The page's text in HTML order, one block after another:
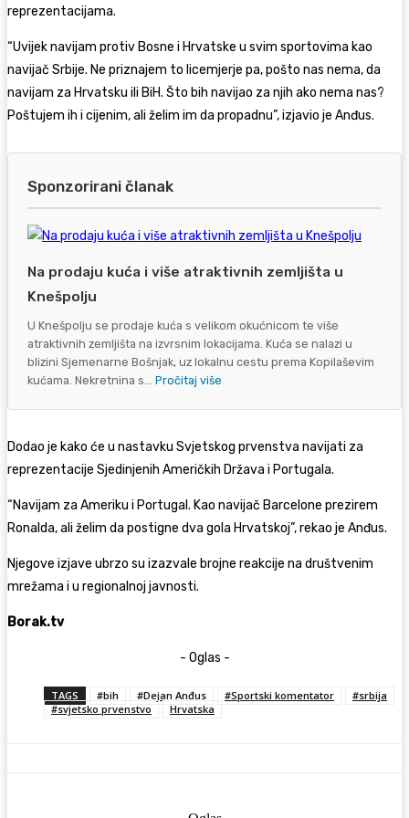
reprezentacijama.
“Uvijek navijam protiv Bosne i Hrvatske u svim sportovima kao
navijač Srbije. Ne priznajem to licemjerje pa, pošto nas nema, da
navijam za Hrvatsku ili BiH. Što bih navijao za njih ako nema nas?
Poštujem ih i cijenim, ali želim im da propadnu”, izjavio je Anđus.
Sponzorirani članak
Na prodaju kuća i više atraktivnih zemljišta u
Knešpolju
U Knešpolju se prodaje kuća s velikom okućnicom te više
atraktivnih zemljišta na izvrsnim lokacijama. Kuća se nalazi u
blizini Sjemenarne Bošnjak, uz lokalnu cestu prema Kopilaševim
kućama. Nekretnina s... Pročitaj više
Dodao je kako će u nastavku Svjetskog prvenstva navijati za
reprezentacije Sjedinjenih Američkih Država i Portugala.
“Navijam za Ameriku i Portugal. Kao navijač Barcelone prezirem
Ronalda, ali želim da postigne dva gola Hrvatskoj”, rekao je Anđus.
Njegove izjave ubrzo su izazvale brojne reakcije na društvenim
mrežama i u regionalnoj javnosti.
Borak.tv
- Oglas -
TAGS #bih #Dejan Anđus #Sportski komentator
#srbija
#svjetsko prvenstvo
Hrvatska